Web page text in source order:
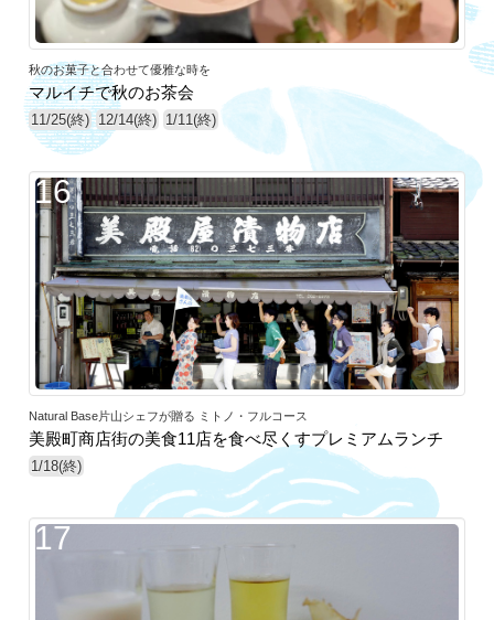
秋のお菓子と合わせて優雅な時を
マルイチで秋のお茶会
11/25(終) 12/14(終) 1/11(終)
16
Natural Base片山シェフが贈る ミトノ・フルコース
美殿町商店街の美食11店を食べ尽くすプレミアムランチ
1/18(終)
17